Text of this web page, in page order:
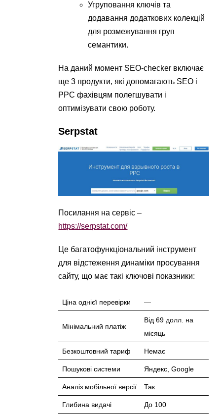
Угруповання ключів та
додавання додаткових колекцій
для розмежування груп
семантики.
На даний момент SEO-checker включає
ще 3 продукти, які допомагають SEO і
PPC фахівцям полегшувати і
оптимізувати свою роботу.
Serpstat
Посилання на сервіс –
https://serpstat.com/
Це багатофункціональний інструмент
для відстеження динаміки просування
сайту, що має такі ключові показники:
Ціна однієї перевірки —
Мінімальний платіж
Від 69 долл. на
місяць
Безкоштовний тариф Немає
Пошукові системи Яндекс, Google
Аналіз мобільної версії Так
Глибина видачі До 100